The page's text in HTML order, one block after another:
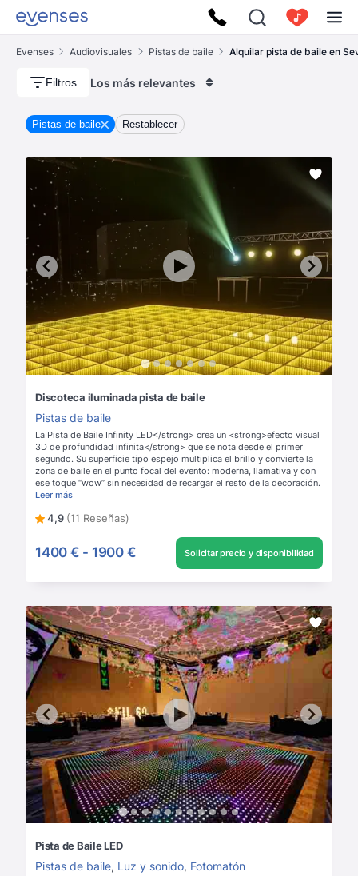
Evenses Audiovisuales Pistas de baile Alquilar pista de baile en
Filtros Los más relevantes
Pistas de baile Restablecer
Discoteca iluminada pista de baile
Pistas de baile
La Pista de Baile Infinity LED</strong> crea un <strong>efecto visual
3D de profundidad infinita</strong> que se nota desde el primer
segundo. Su superficie tipo espejo multiplica el brillo y convierte la
zona de baile en el punto focal del evento: moderna, llamativa y con
ese toque “wow” sin necesidad de recargar el resto de la decoración.
Leer más
4,9 (11 Reseñas)
1400 € - 1900 € Solicitar precio y disponibilidad
Pista de Baile LED
Pistas de baile, Luz y sonido, Fotomatón